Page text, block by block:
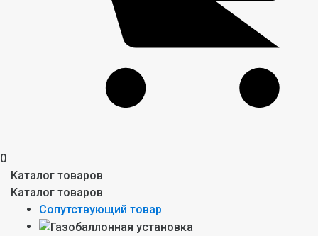
0
Каталог товаров
Каталог товаров
Сопутствующий товар